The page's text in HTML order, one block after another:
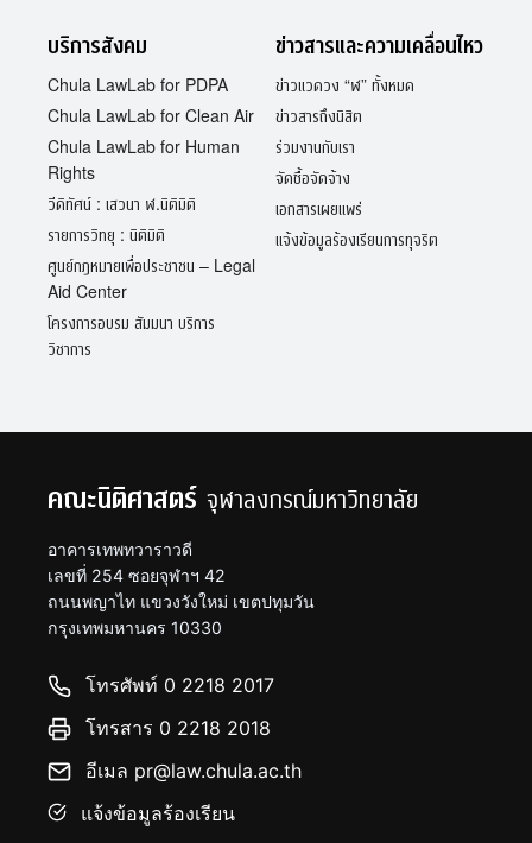
บริการสังคม
Chula LawLab for PDPA
Chula LawLab for Clean Air
Chula LawLab for Human
Rights
วีดิทัศน์ : เสวนา ฬ.นิติมิติ
รายการวิทยุ : นิติมิติ
ศูนย์กฎหมายเพื่อประชาชน – Legal
Aid Center
โครงการอบรม สัมมนา บริการ
วิชาการ
ข่าวสารและความเคลื่อนไหว
ข่าวแวดวง “ฬ” ทั้งหมด
ข่าวสารถึงนิสิต
ร่วมงานกับเรา
จัดซื้อจัดจ้าง
เอกสารเผยแพร่
แจ้งข้อมูลร้องเรียนการทุจริต
คณะนิติศาสตร์ จุฬาลงกรณ์มหาวิทยาลัย
อาคารเทพทวาราวดี
เลขที่ 254 ซอยจุฬาฯ 42
ถนนพญาไท แขวงวังใหม่ เขตปทุมวัน
กรุงเทพมหานคร 10330
โทรศัพท์ 0 2218 2017
โทรสาร 0 2218 2018
อีเมล pr@law.chula.ac.th
แจ้งข้อมูลร้องเรียน